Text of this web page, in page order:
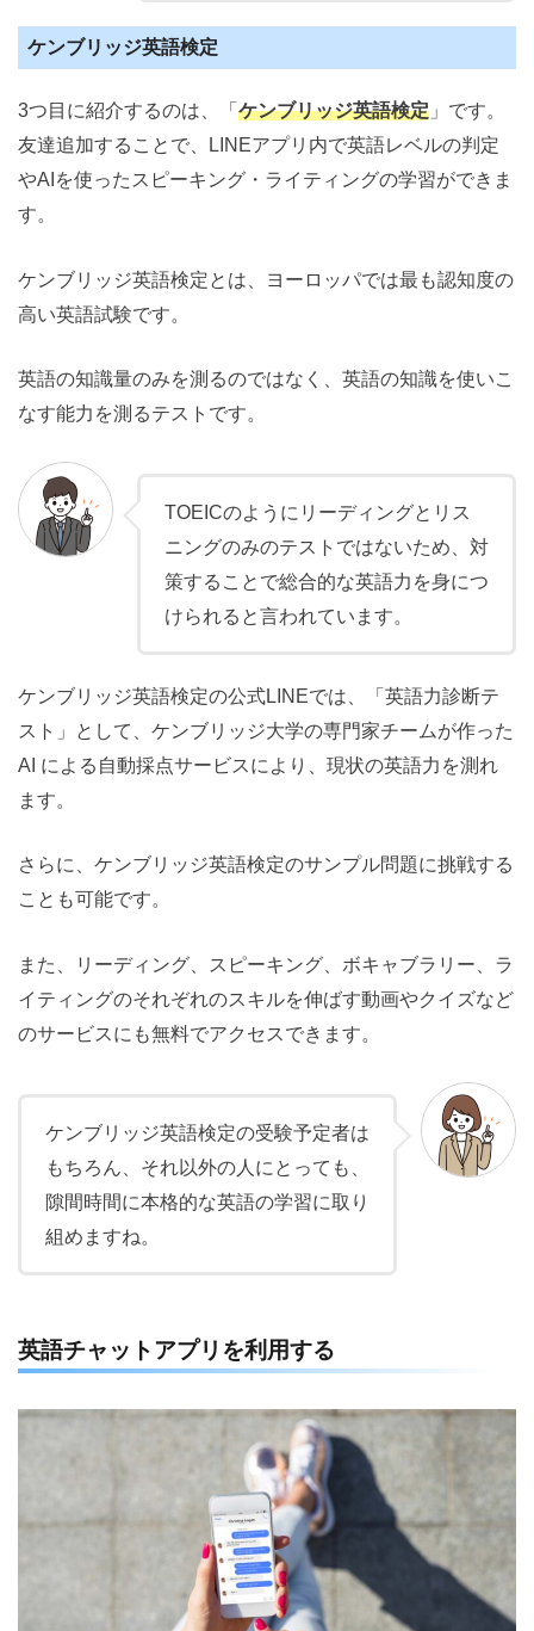
ケンブリッジ英語検定
3つ目に紹介するのは、「 ケンブリッジ英語検定 」です。
友達追加することで、LINEアプリ内で英語レベルの判定
やAIを使ったスピーキング・ライティングの学習ができま
す。
ケンブリッジ英語検定とは、ヨーロッパでは最も認知度の
高い英語試験です。
英語の知識量のみを測るのではなく、英語の知識を使いこ
なす能力を測るテストです。
TOEICのようにリーディングとリス
ニングのみのテストではないため、対
策することで総合的な英語力を身につ
けられると言われています。
ケンブリッジ英語検定の公式LINEでは、「英語力診断テ
スト」として、ケンブリッジ大学の専門家チームが作った
AI による自動採点サービスにより、現状の英語力を測れ
ます。
さらに、ケンブリッジ英語検定のサンプル問題に挑戦する
ことも可能です。
また、リーディング、スピーキング、ボキャブラリー、ラ
イティングのそれぞれのスキルを伸ばす動画やクイズなど
のサービスにも無料でアクセスできます。
ケンブリッジ英語検定の受験予定者は
もちろん、それ以外の人にとっても、
隙間時間に本格的な英語の学習に取り
組めますね。
英語チャットアプリを利用する